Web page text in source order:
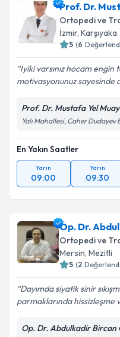
takvim
E-posta Adresiniz
Kişisel
kapsamda
Prof. Dr.
Ortopedi ve
İzmir, Karşıyaka
5 (6
Iyiki varsınız hocam
motivasyonunuz sayesinde
Prof. Dr. Mustafa Yel
Yalı Mahallesi, Caher Dudayev
En Yakın Saatler
Yarın
09:00
Yarın
09:30
Op. Dr.
Ortopedi ve
Mersin, Mezitli
5 (2
Dayımda siyatik sinir
parmaklarında hissizleşme
Op. Dr. Abdulkadir Bircan